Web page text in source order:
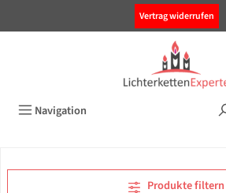
Vertrag widerrufen
Navigation
Produkte filtern